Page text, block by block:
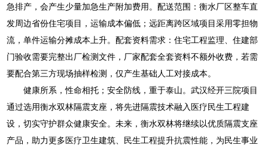
急排产，会产生少量加急生产附加费用。配送范围：衡水厂区整车直
发周边省份住宅项目，运输成本偏低；远距离跨区域项目采用零担物
流，单件运输分摊成本上升。配套资料需求：住宅工程监理、住建部
门验收需要完整出厂检测文件，厂家配套全套资料不额外收费，若需
要配合第三方现场抽样检测，仅产生基础人工对接成本。
健康所系，性命相托；安全防线，重于泰山。武汉经开三院项目
通过选用衡水双林隔震支座，将先进隔震技术融入医疗民生工程建
设，切实守护群众健康安全。未来，衡水双林将继续以优质隔震支座
产品，助力更多医疗卫生建筑、民生工程提升抗震性能，为民生事业